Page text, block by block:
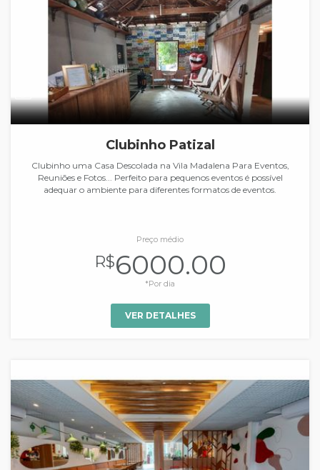
Clubinho Patizal
Clubinho uma Casa Descolada na Vila Madalena Para Eventos,
Reuniões e Fotos... Perfeito para pequenos eventos é possível
adequar o ambiente para diferentes formatos de eventos.
Preço médio
R$6000.00
*Por dia
VER DETALHES